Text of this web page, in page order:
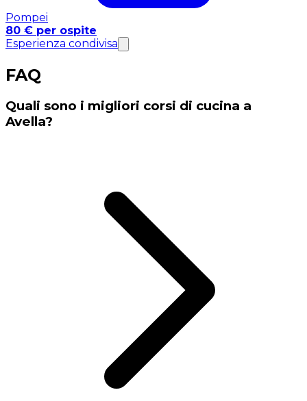
Pompei
80 € per ospite
Esperienza condivisa
FAQ
Quali sono i migliori corsi di cucina a
Avella?